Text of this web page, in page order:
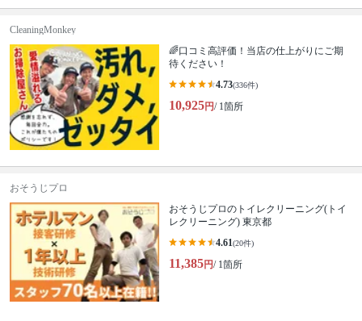
CleaningMonkey
🌈口コミ高評価！当店の仕上がりにご期
待ください！
4.73(336件)
10,925円/ 1箇所
おそうじプロ
おそうじプロのトイレクリーニング(トイ
レクリーニング) 東京都
4.61(20件)
11,385円/ 1箇所